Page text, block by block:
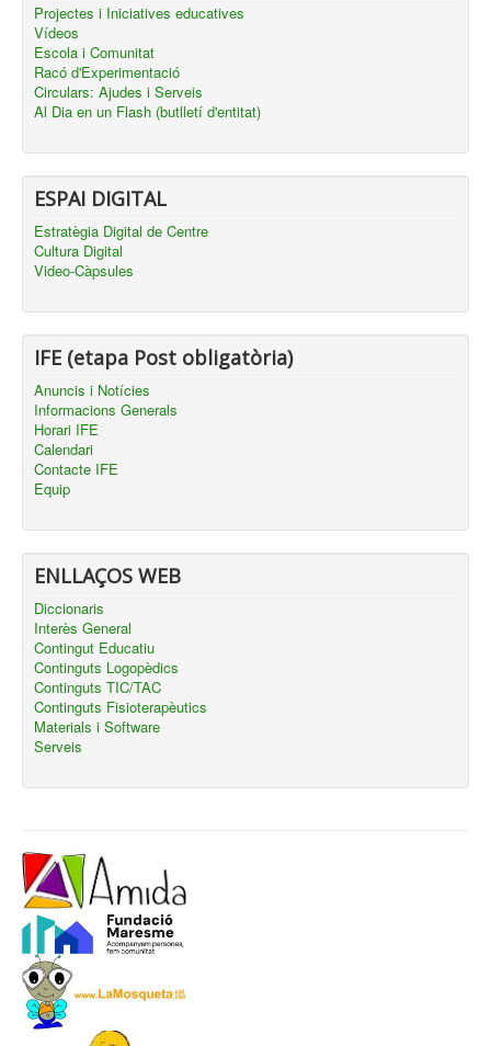
Projectes i Iniciatives educatives
Vídeos
Escola i Comunitat
Racó d'Experimentació
Circulars: Ajudes i Serveis
Al Dia en un Flash (butlletí d'entitat)
ESPAI DIGITAL
Estratègia Digital de Centre
Cultura Digital
Video-Càpsules
IFE (etapa Post obligatòria)
Anuncis i Notícies
Informacions Generals
Horari IFE
Calendari
Contacte IFE
Equip
ENLLAÇOS WEB
Diccionaris
Interès General
Contingut Educatiu
Continguts Logopèdics
Continguts TIC/TAC
Continguts Fisioterapèutics
Materials i Software
Serveis